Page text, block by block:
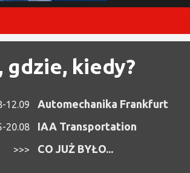
gdzie, kiedy?
12.09 Automechanika Frankfurt
20.08 IAA Transportation
>>> CO JUŻ BYŁO...